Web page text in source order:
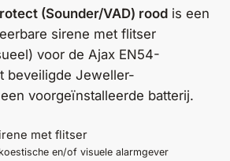
(Sounder/VAD) rood is een
sirene met flitser
voor de Ajax EN54-
beveiligde Jeweller-
voorgeïnstalleerde batterij.
met flitser
en/of visuele alarmgever